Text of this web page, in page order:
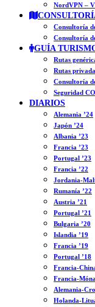
NordVPN –
Consultoría
Consultoría
GUÍA
Rutas
Rutas
Consultoría
Seguridad
DIARIOS
Alemania ’24
Japón ’24
Albania ’23
Francia ’23
Portugal ’23
Francia ’22
Jordania-
Rumanía ’22
Austria ’21
Portugal ’21
Bulgaria ’20
Islandia ’19
Francia ’19
Portugal ’18
Francia-
Francia-
Alemania-
Holanda-